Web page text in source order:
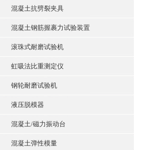
混凝土抗劈裂夹具
混凝土钢筋握裹力试验装置
滚珠式耐磨试验机
虹吸法比重测定仪
钢轮耐磨试验机
液压脱模器
混凝土/磁力振动台
混凝土弹性模量